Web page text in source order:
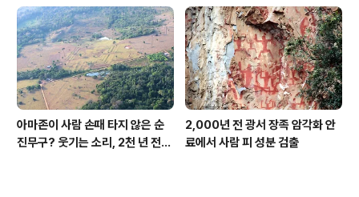
아마존이 사람 손때 타지 않은 순
진무구? 웃기는 소리, 2천 년 전에
2,000년 전 광서 장족 암각화 안
료에서 사람 피 성분 검출